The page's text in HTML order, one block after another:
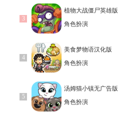
植物大战僵尸英雄版
角色扮演
美食梦物语汉化版
角色扮演
汤姆猫小镇无广告版
角色扮演